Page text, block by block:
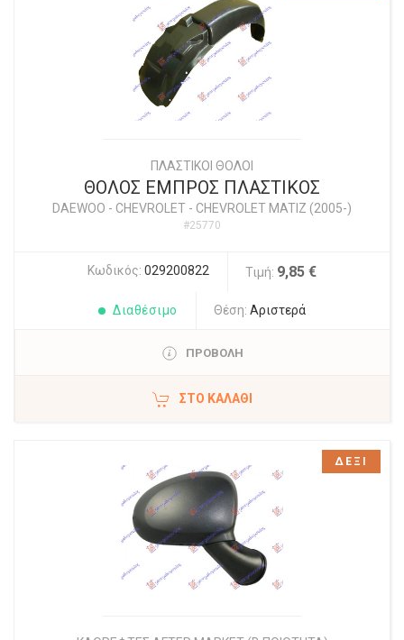
ΠΛΑΣΤΙΚΟΙ ΘΟΛΟΙ
ΘΟΛΟΣ ΕΜΠΡΟΣ ΠΛΑΣΤΙΚΟΣ
DAEWOO - CHEVROLET - CHEVROLET MATIZ (2005-)
#25770
Κωδικός: 029200822 Τιμή: 9,85 €
Διαθέσιμο Θέση: Αριστερά
ΠΡΟΒΟΛΗ
ΣΤΟ ΚΑΛΆΘΙ
ΔΕΞΙ